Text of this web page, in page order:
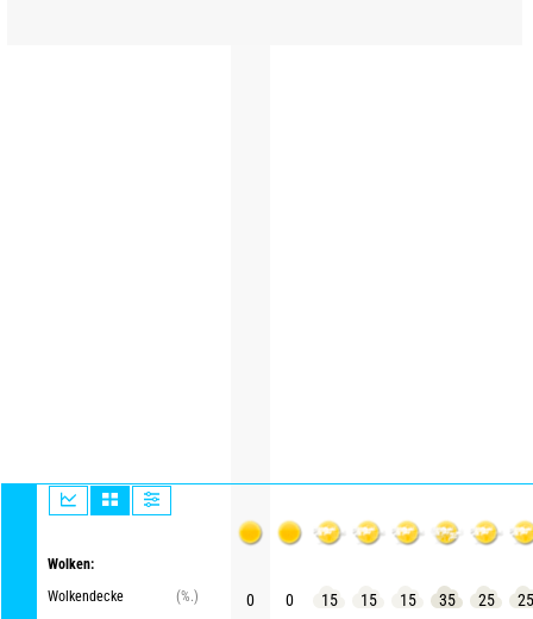
Wolken:
Wolkendecke
(%.)
0 0 15 15 15 35 25 25